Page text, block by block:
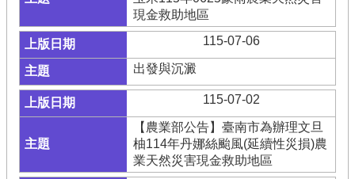
現金救助地區
115-07-06
出發與沉澱
115-07-02
【農業部公告】臺南市為辦理文旦
柚114年丹娜絲颱風(延續性災損)農
業天然災害現金救助地區